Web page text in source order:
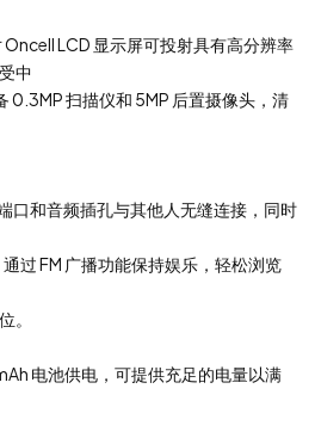
Oncell LCD 显示屏可投射具有高分辨率
中
扫描仪和 5MP 后置摄像头，清
口和音频插孔与其他人无缝连接，同时
过 FM 广播功能保持娱乐，轻松浏览
。
电池供电，可提供充足的电量以满